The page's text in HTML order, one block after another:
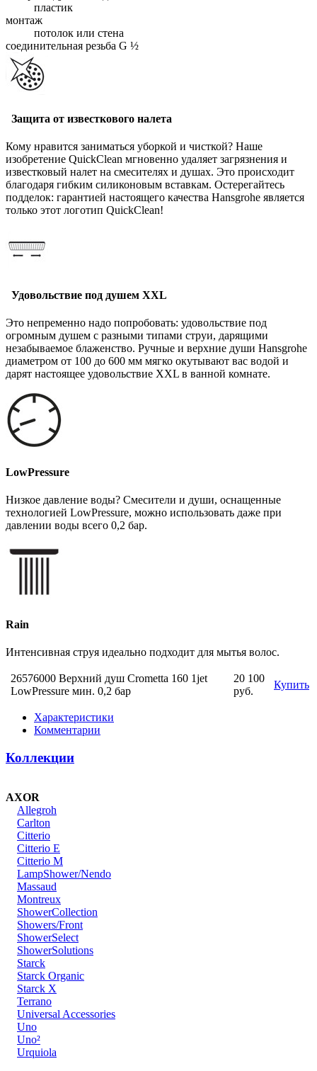
пластик
монтаж
потолок или стена
соединительная резьба G ½
Защита от известкового налета
Кому нравится заниматься уборкой и чисткой? Наше
изобретение QuickClean мгновенно удаляет загрязнения и
известковый налет на смесителях и душах. Это происходит
благодаря гибким силиконовым вставкам. Остерегайтесь
подделок: гарантией настоящего качества Hansgrohe является
только этот логотип QuickClean!
Удовольствие под душем XXL
Это непременно надо попробовать: удовольствие под
огромным душем с разными типами струи, дарящими
незабываемое блаженство. Ручные и верхние души Hansgrohe
диаметром от 100 до 600 мм мягко окутывают вас водой и
дарят настоящее удовольствие XXL в ванной комнате.
LowPressure
Низкое давление воды? Смесители и души, оснащенные
технологией LowPressure, можно использовать даже при
давлении воды всего 0,2 бар.
Rain
Интенсивная струя идеально подходит для мытья волос.
26576000 Верхний душ Crometta 160 1jet
LowPressure мин. 0,2 бар
20 100
руб.
Купить
Характеристики
Комментарии
Коллекции
AXOR
Allegroh
Carlton
Citterio
Citterio E
Citterio M
LampShower/Nendo
Massaud
Montreux
ShowerCollection
Showers/Front
ShowerSelect
ShowerSolutions
Starck
Starck Organic
Starck X
Terrano
Universal Accessories
Uno
Uno²
Urquiola